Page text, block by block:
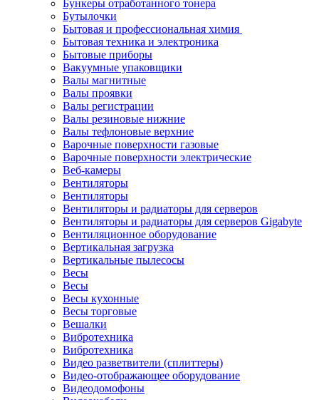
Бункеры отработанного тонера
Бутылочки
Бытовая и профессиональная химия
Бытовая техника и электроника
Бытовые приборы
Вакуумные упаковщики
Валы магнитные
Валы проявки
Валы регистрации
Валы резиновые нижние
Валы тефлоновые верхние
Варочные поверхности газовые
Варочные поверхности электрические
Веб-камеры
Вентиляторы
Вентиляторы
Вентиляторы и радиаторы для серверов
Вентиляторы и радиаторы для серверов Gigabyte
Вентиляционное оборудование
Вертикальная загрузка
Вертикальные пылесосы
Весы
Весы
Весы кухонные
Весы торговые
Вешалки
Вибротехника
Вибротехника
Видео разветвители (сплиттеры)
Видео-отображающее оборудование
Видеодомофоны